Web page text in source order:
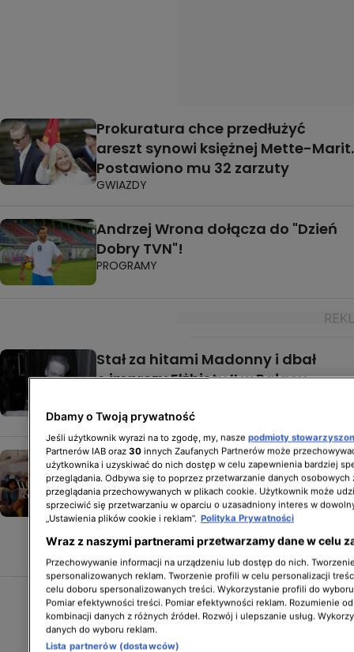
Prokuratura chce przedłużyć
areszt synowi księżnej Mette-Marit.
Postawiono mu 32 zarzuty
GWIAZDY
Andrzej Wrona dołącza do "Dzień
Dobry TVN"!
PROGRAMY
Stał za hitami Madonny i dbał
o imprezy Elżbiety II w Pałacu
GWIAZDY
"Na Wspólnej", odc. 4260-4263.
Wstrząsające wydarzenia
w nowych odcinkach. Tragiczny
powrót Włodka i Marii, poród,
decyzja sądu
NA WSPÓLNEJ
Dbamy o Twoją prywatność
Jeśli użytkownik wyrazi na to zgodę, my, nasze podmioty
Partnerów IAB oraz 30 innych Zaufanych Partnerów może
użytkownika i uzyskiwać do nich dostęp w celu zapewnienia bardziej
przeglądania. Odbywa się to poprzez przetwarzanie danych osobowych
przeglądania przechowywanych w plikach cookie. Użytkownik może
sprzeciwić się przetwarzaniu w oparciu o uzasadniony interes w
„Ustawienia plików cookie i reklam”. Polityka Prywatności
Wraz z naszymi partnerami przetwarzamy dane w celu
Przechowywanie informacji na urządzeniu lub dostęp do nich.
spersonalizowanych reklam. Tworzenie profili w celu personalizacji
celu doboru spersonalizowanych treści. Wykorzystanie profili do
Pomiar efektywności treści. Pomiar efektywności reklam. Rozumienie
kombinacji danych z różnych źródeł. Rozwój i ulepszanie usług.
danych do wyboru reklam.
Lista partnerów (dostawców)